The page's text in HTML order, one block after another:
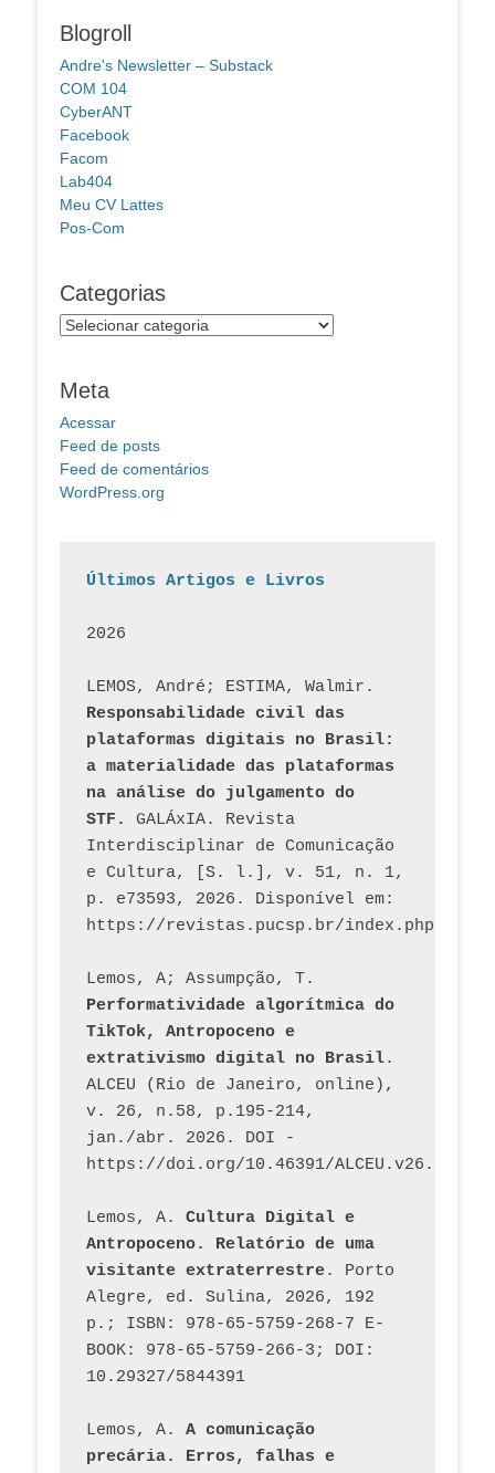
Blogroll
Andre's Newsletter – Substack
COM 104
CyberANT
Facebook
Facom
Lab404
Meu CV Lattes
Pos-Com
Categorias
Categorias
Meta
Acessar
Feed de posts
Feed de comentários
WordPress.org
Últimos Artigos e Livros
2026
Responsabilidade civil das
plataformas digitais no Brasil:
a materialidade das plataformas
na análise do julgamento do
STF.
GALÁxIA. Revista
Interdisciplinar de Comunicação
e Cultura, [S. l.], v. 51, n. 1,
p. e73593, 2026. Disponível em:
Performatividade algorítmica do
TikTok, Antropoceno e
extrativismo digital no Brasil.
ALCEU (Rio de Janeiro, online),
v. 26, n.58, p.195-214,
jan./abr. 2026. DOI -
https://doi.org/10.46391/
Lemos, A. Cultura Digital e
Antropoceno. Relatório de uma
visitante extraterrestre. Porto
Alegre, ed. Sulina, 2026, 192
p.; ISBN: 978-65-5759-268-7 E-
BOOK: 978-65-5759-266-3; DOI:
10.29327/5844391
Lemos, A. A comunicação
precária. Erros, falhas e